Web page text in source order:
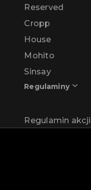
Reserved
Cropp
House
Mohito
Sinsay
Regulaminy
Regulamin
Polityka
Polityka Plików